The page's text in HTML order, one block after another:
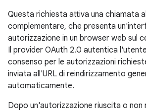
Questa richiesta attiva una chiamata
complementare, che presenta
autorizzazione in un browser web sul
Il provider OAuth 2.0 autentica
consenso per le autorizzazioni
inviata all'URL di reindirizzamento
automaticamente.
Dopo un'autorizzazione riuscita o non